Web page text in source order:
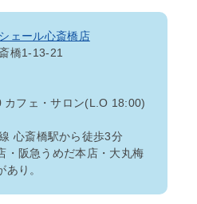
ェール心斎橋店
橋1-13-21
カフェ・サロン(L.O 18:00)
心斎橋駅から徒歩3分
・阪急うめだ本店・大丸梅
り。